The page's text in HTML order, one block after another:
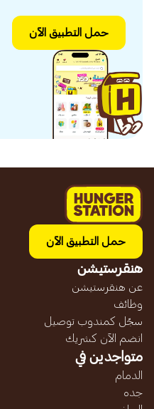
حمل التطبيق الآن
حمل التطبيق الآن
هنقرستيشن
عن هنقرستيشن
وظائف
سجّل كمندوب توصيل
انضم الآن كشريك
متواجدين في
الدمام
جده